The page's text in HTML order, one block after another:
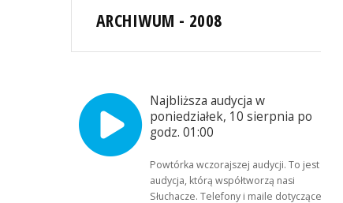
ARCHIWUM - 2008
Najbliższa audycja w
poniedziałek, 10 sierpnia po
godz. 01:00
Powtórka wczorajszej audycji. To jest
audycja, którą współtworzą nasi
Słuchacze. Telefony i maile dotyczące